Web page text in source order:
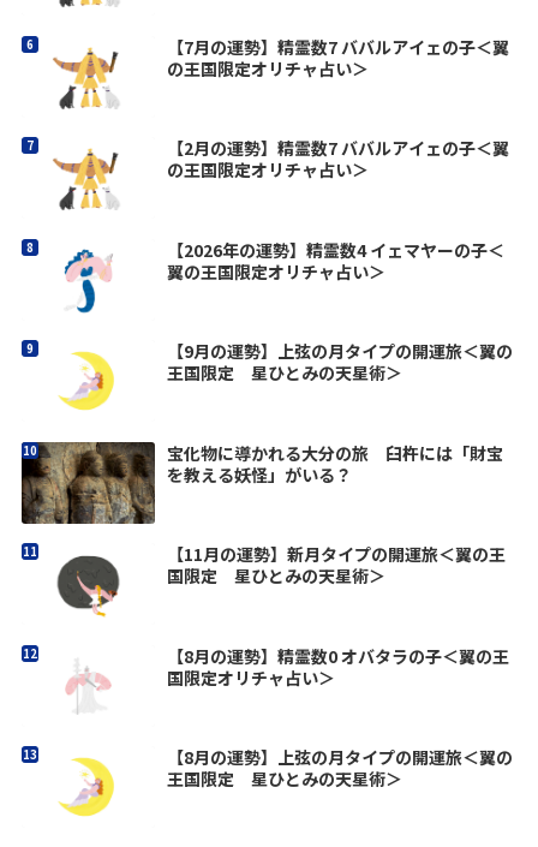
【7月の運勢】精霊数7 ババルアイェの子＜翼
の王国限定オリチャ占い＞
【2月の運勢】精霊数7 ババルアイェの子＜翼
の王国限定オリチャ占い＞
【2026年の運勢】精霊数4 イェマヤーの子＜
翼の王国限定オリチャ占い＞
【9月の運勢】上弦の月タイプの開運旅＜翼の
王国限定 星ひとみの天星術＞
宝化物に導かれる大分の旅 臼杵には「財宝
を教える妖怪」がいる？
【11月の運勢】新月タイプの開運旅＜翼の王
国限定 星ひとみの天星術＞
【8月の運勢】精霊数0 オバタラの子＜翼の王
国限定オリチャ占い＞
【8月の運勢】上弦の月タイプの開運旅＜翼の
王国限定 星ひとみの天星術＞